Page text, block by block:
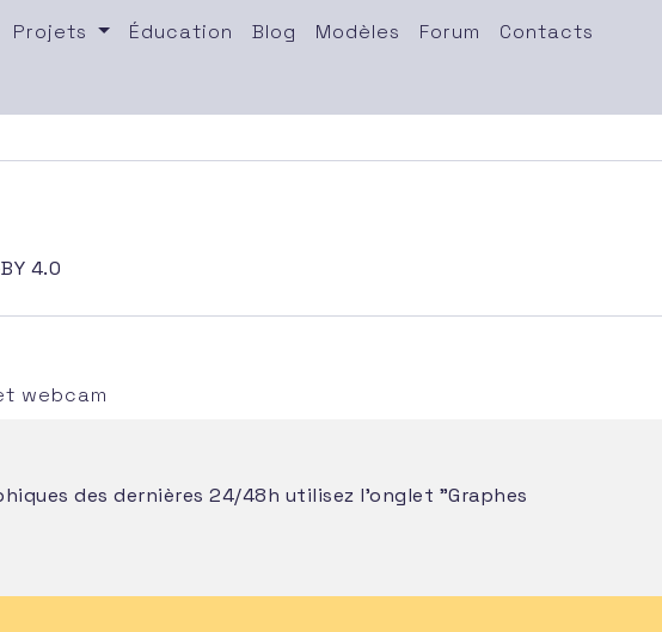
Projets Éducation Blog Modèles Forum
Contacts
4.0
webcam
des dernières 24/48h utilisez l'onglet "Graphes